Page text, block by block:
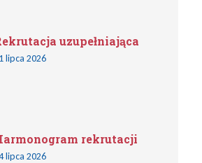
uzupełniająca
lipca 2026
rekrutacji
lipca 2026